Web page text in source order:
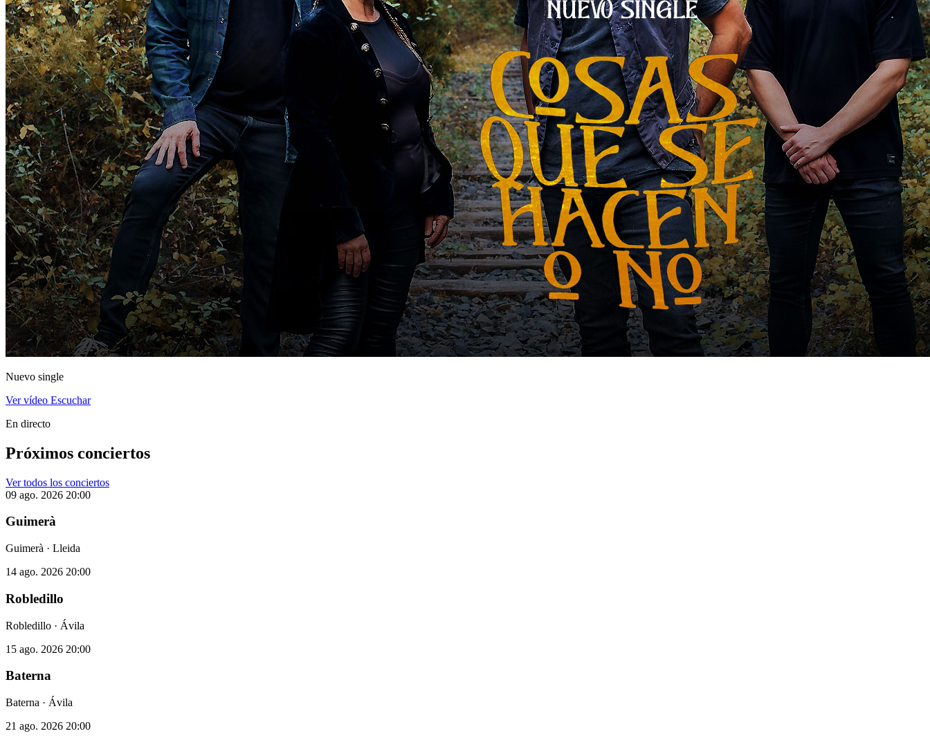
Nuevo single
Ver vídeo Escuchar
En directo
Próximos conciertos
Ver todos los conciertos
09 ago. 2026 20:00
Guimerà
Guimerà · Lleida
14 ago. 2026 20:00
Robledillo
Robledillo · Ávila
15 ago. 2026 20:00
Baterna
Baterna · Ávila
21 ago. 2026 20:00